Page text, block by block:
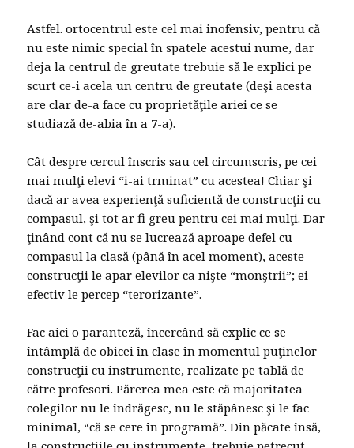
Astfel. ortocentrul este cel mai inofensiv, pentru că
nu este nimic special în spatele acestui nume, dar
deja la centrul de greutate trebuie să le explici pe
scurt ce-i acela un centru de greutate (deşi acesta
are clar de-a face cu proprietăţile ariei ce se
studiază de-abia în a 7-a).
Cât despre cercul înscris sau cel circumscris, pe cei
mai mulţi elevi “i-ai trminat” cu acestea! Chiar şi
dacă ar avea experienţă suficientă de construcţii cu
compasul, şi tot ar fi greu pentru cei mai mulţi. Dar
ţinând cont că nu se lucrează aproape defel cu
compasul la clasă (până în acel moment), aceste
construcţii le apar elevilor ca nişte “monştrii”; ei
efectiv le percep “terorizante”.
Fac aici o paranteză, încercând să explic ce se
întâmplă de obicei în clase în momentul puţinelor
construcţii cu instrumente, realizate pe tablă de
către profesori. Părerea mea este că majoritatea
colegilor nu le îndrăgesc, nu le stăpânesc şi le fac
minimal, “că se cere în programă”. Din păcate însă,